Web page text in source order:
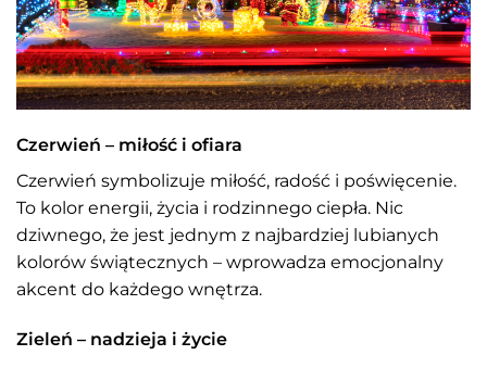
Czerwień – miłość i ofiara
Czerwień symbolizuje miłość, radość i poświęcenie.
To kolor energii, życia i rodzinnego ciepła. Nic
dziwnego, że jest jednym z najbardziej lubianych
kolorów świątecznych – wprowadza emocjonalny
akcent do każdego wnętrza.
Zieleń – nadzieja i życie